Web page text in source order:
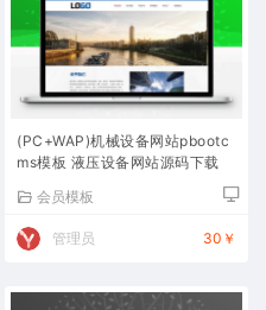
(PC+WAP)机械设备网站pbootc
ms模板 液压设备网站源码下载
会员模板
管理员 30￥